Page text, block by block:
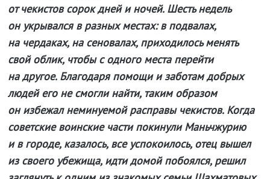
от чекистов сорок дней и ночей. Шесть недель
он укрывался в разных местах: в подвалах,
на чердаках, на сеновалах, приходилось менять
свой облик, чтобы с одного места перейти
на другое. Благодаря помощи и заботам добрых
людей его не смогли найти, таким образом
он избежал неминуемой расправы чекистов. Когда
советские воинские части покинули Маньчжурию
и в городе, казалось, все успокоилось, отец вышел
из своего убежища, идти домой побоялся, решил